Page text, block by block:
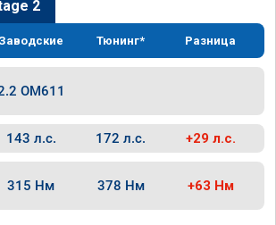
2
Заводские Тюнинг* Разница
OM611
143 л.с. 172 л.с. +29 л.с.
315 Нм 378 Нм +63 Нм